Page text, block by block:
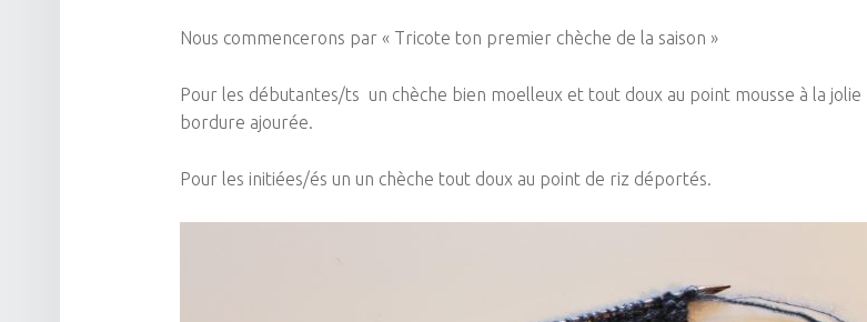
Nous commencerons par « Tricote ton premier chèche de la saison »
Pour les débutantes/ts un chèche bien moelleux et tout doux au point mousse à la jolie
bordure ajourée.
Pour les initiées/és un un chèche tout doux au point de riz déportés.